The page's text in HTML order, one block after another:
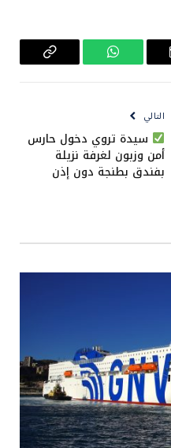
واتساب
Copy
التالي
سيدة تروي دخول حارس
أمن وزبون لغرفة نزيلة
بفندق بطنجة دون إذن